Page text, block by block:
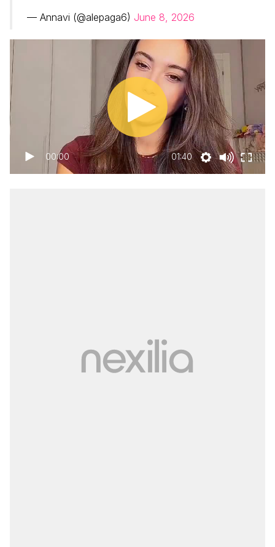
— Annavi (@alepaga6) June 8, 2026
00:00 01:40